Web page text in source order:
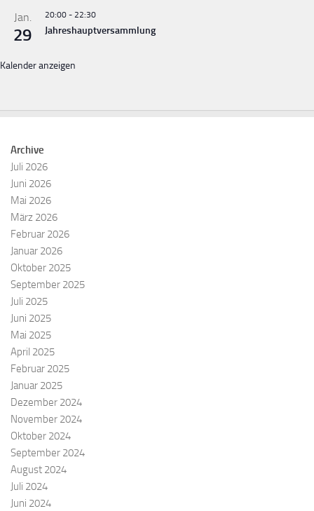
Jan.
29
20:00 - 22:30
Jahreshauptversammlung
Kalender anzeigen
Archive
Juli 2026
Juni 2026
Mai 2026
März 2026
Februar 2026
Januar 2026
Oktober 2025
September 2025
Juli 2025
Juni 2025
Mai 2025
April 2025
Februar 2025
Januar 2025
Dezember 2024
November 2024
Oktober 2024
September 2024
August 2024
Juli 2024
Juni 2024